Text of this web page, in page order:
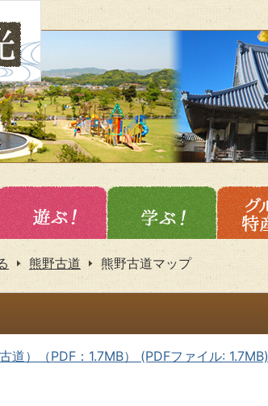
熊野古道 熊野古道マップ
道）（PDF：1.7MB） (PDFファイル: 1.7MB)